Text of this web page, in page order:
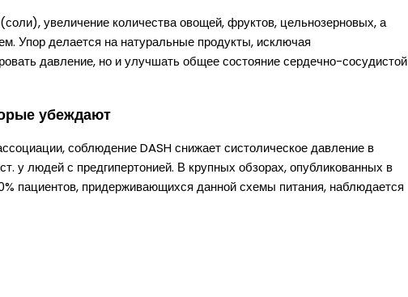
увеличение количества овощей, фруктов, цельнозерновых, а
Упор делается на натуральные продукты, исключая
давление, но и улучшать общее состояние сердечно-сосудистой
убеждают
соблюдение DASH снижает систолическое давление в
у людей с предгипертонией. В крупных обзорах, опубликованных в
пациентов, придерживающихся данной схемы питания, наблюдается